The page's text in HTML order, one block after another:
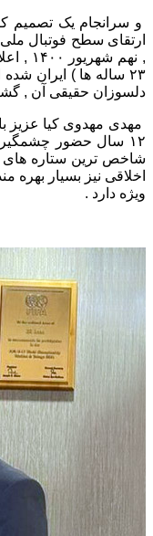
و سرانجام یک تصمیم
ارتقای سطح فوتبال
, نهم
۲۳ ساله ها ) ایران
دلسوزان حقیقی آن ,
۱۲ سال حضور
شاخص ترین ستاره های
اخلاقی نیز بسیار بهره
ویژه دارد .